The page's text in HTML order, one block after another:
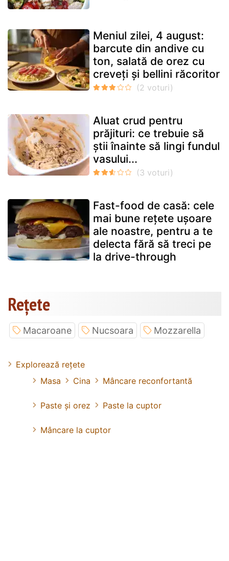
Meniul zilei, 4 august:
barcute din andive cu
ton, salată de orez cu
creveți și bellini răcoritor
Aluat crud pentru
prăjituri: ce trebuie să
știi înainte să lingi fundul
vasului...
Fast-food de casă: cele
mai bune rețete ușoare
ale noastre, pentru a te
delecta fără să treci pe
la drive-through
Rețete
Macaroane Nucsoara Mozzarella
Explorează rețete
Masa
Cina Mâncare reconfortantă
Paste și orez Paste la cuptor
Mâncare la cuptor